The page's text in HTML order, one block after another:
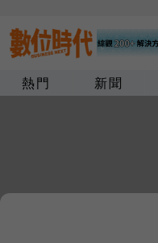
熱門 新聞